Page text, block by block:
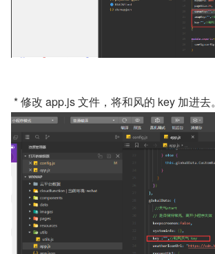
* 修改 app.js 文件，将和风的 key 加进去。